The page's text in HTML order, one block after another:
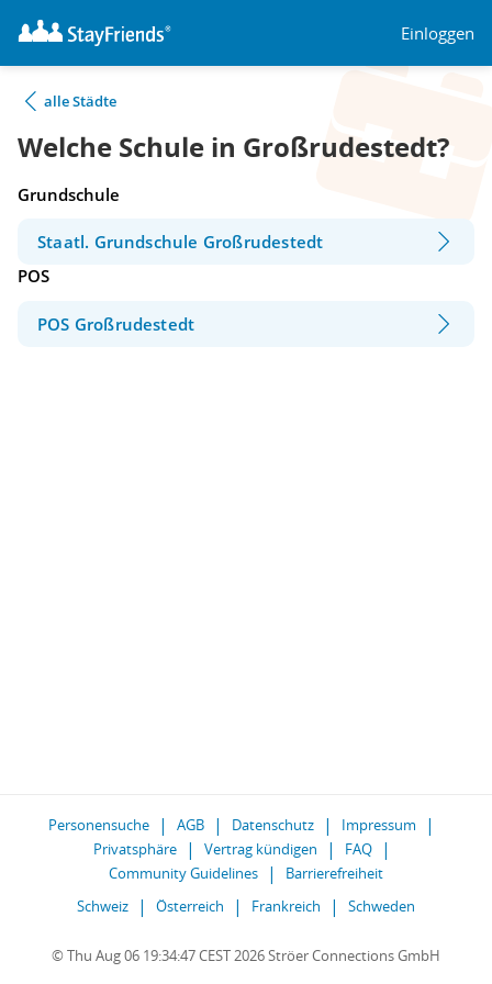
Einloggen
alle Städte
Welche Schule in Großrudestedt?
Grundschule
Staatl. Grundschule Großrudestedt
POS
POS Großrudestedt
Personensuche AGB Datenschutz
Impressum
Privatsphäre
Vertrag kündigen
FAQ
Community Guidelines
Barrierefreiheit
Schweiz
Österreich Frankreich Schweden
© Thu Aug 06 19:34:47 CEST 2026 Ströer Connections GmbH